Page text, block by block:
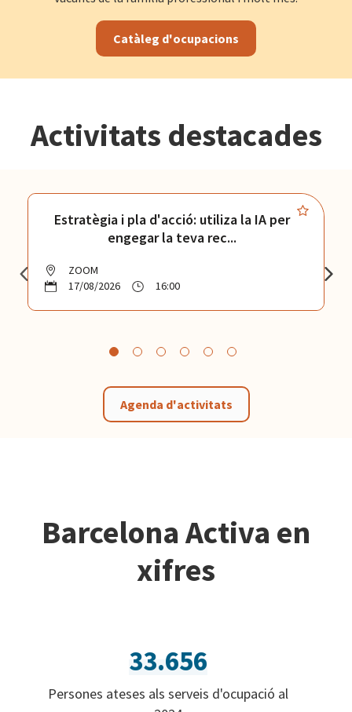
Catàleg d'ocupacions
Activitats destacades
Estratègia i pla d'acció: utiliza la IA per
engegar la teva rec...
ZOOM
17/08/2026
16:00
Agenda d'activitats
Barcelona Activa en
xifres
33.656
Persones ateses als serveis d'ocupació al